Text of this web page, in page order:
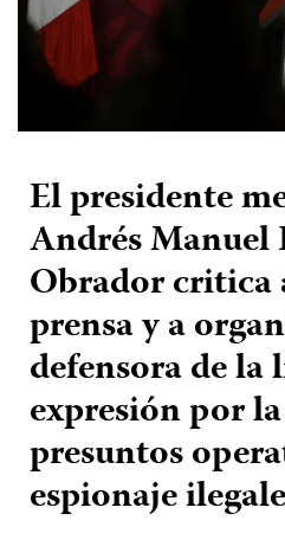
El presidente
Andrés Manuel
Obrador critica
prensa y a
defensora de la
expresión por
presuntos
espionaje